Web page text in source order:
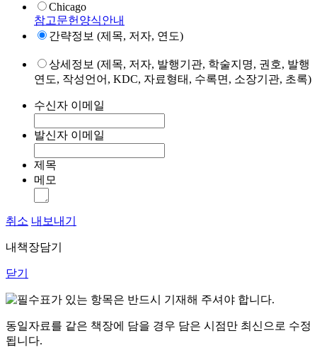
Chicago
참고문헌양식안내
간략정보 (제목, 저자, 연도)
상세정보 (제목, 저자, 발행기관, 학술지명, 권호, 발행
연도, 작성언어, KDC, 자료형태, 수록면, 소장기관, 초록)
수신자 이메일
발신자 이메일
제목
메모
취소 내보내기
내책장담기
닫기
표가 있는 항목은 반드시 기재해 주셔야 합니다.
동일자료를 같은 책장에 담을 경우 담은 시점만 최신으로 수정
됩니다.